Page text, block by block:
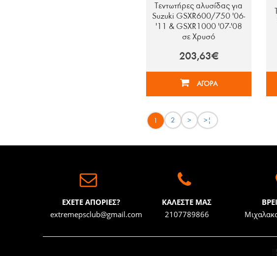
Τεντωτήρες αλυσίδας για
Suzuki GSXR600/750 '06-
'11 & GSXR1000 '07-'08
σε Χρυσό
203,63€
ΑΓΟΡΑ
1 2 > >|
ΕΧΕΤΕ ΑΠΟΡΙΕΣ?
extremepsclub@gmail.com
ΚΑΛΕΣΤΕ ΜΑΣ
2107789866